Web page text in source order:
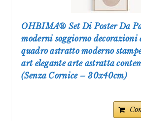
OHBIMA® Set Di Poster Da
moderni soggiorno decorazioni
quadro astratto moderno
art elegante arte astratta
(Senza Cornice – 30x40cm)